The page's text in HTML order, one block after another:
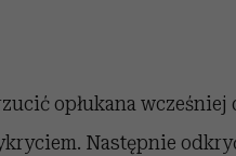
opłukana
Następnie